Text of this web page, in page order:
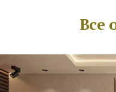
Все